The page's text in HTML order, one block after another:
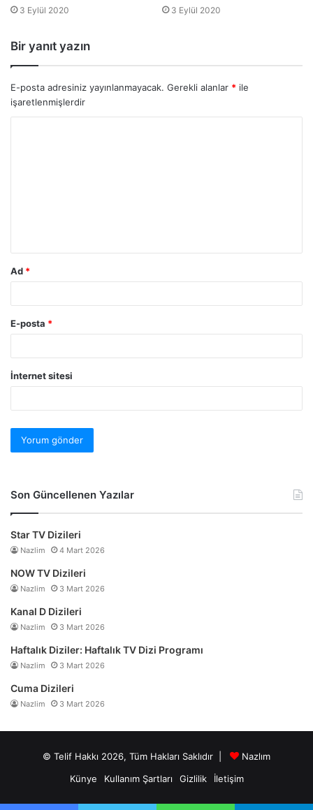
3 Eylül 2020 3 Eylül 2020
Bir yanıt yazın
E-posta adresiniz yayınlanmayacak. Gerekli alanlar * ile
işaretlenmişlerdir
Ad *
E-posta *
İnternet sitesi
Son Güncellenen Yazılar
Star TV Dizileri
Nazlim 4 Mart 2026
NOW TV Dizileri
Nazlim 3 Mart 2026
Kanal D Dizileri
Nazlim 3 Mart 2026
Haftalık Diziler: Haftalık TV Dizi Programı
Nazlim 3 Mart 2026
Cuma Dizileri
Nazlim 3 Mart 2026
© Telif Hakkı 2026, Tüm Hakları Saklıdır |
Nazlım
Künye
Kullanım Şartları Gizlilik İletişim